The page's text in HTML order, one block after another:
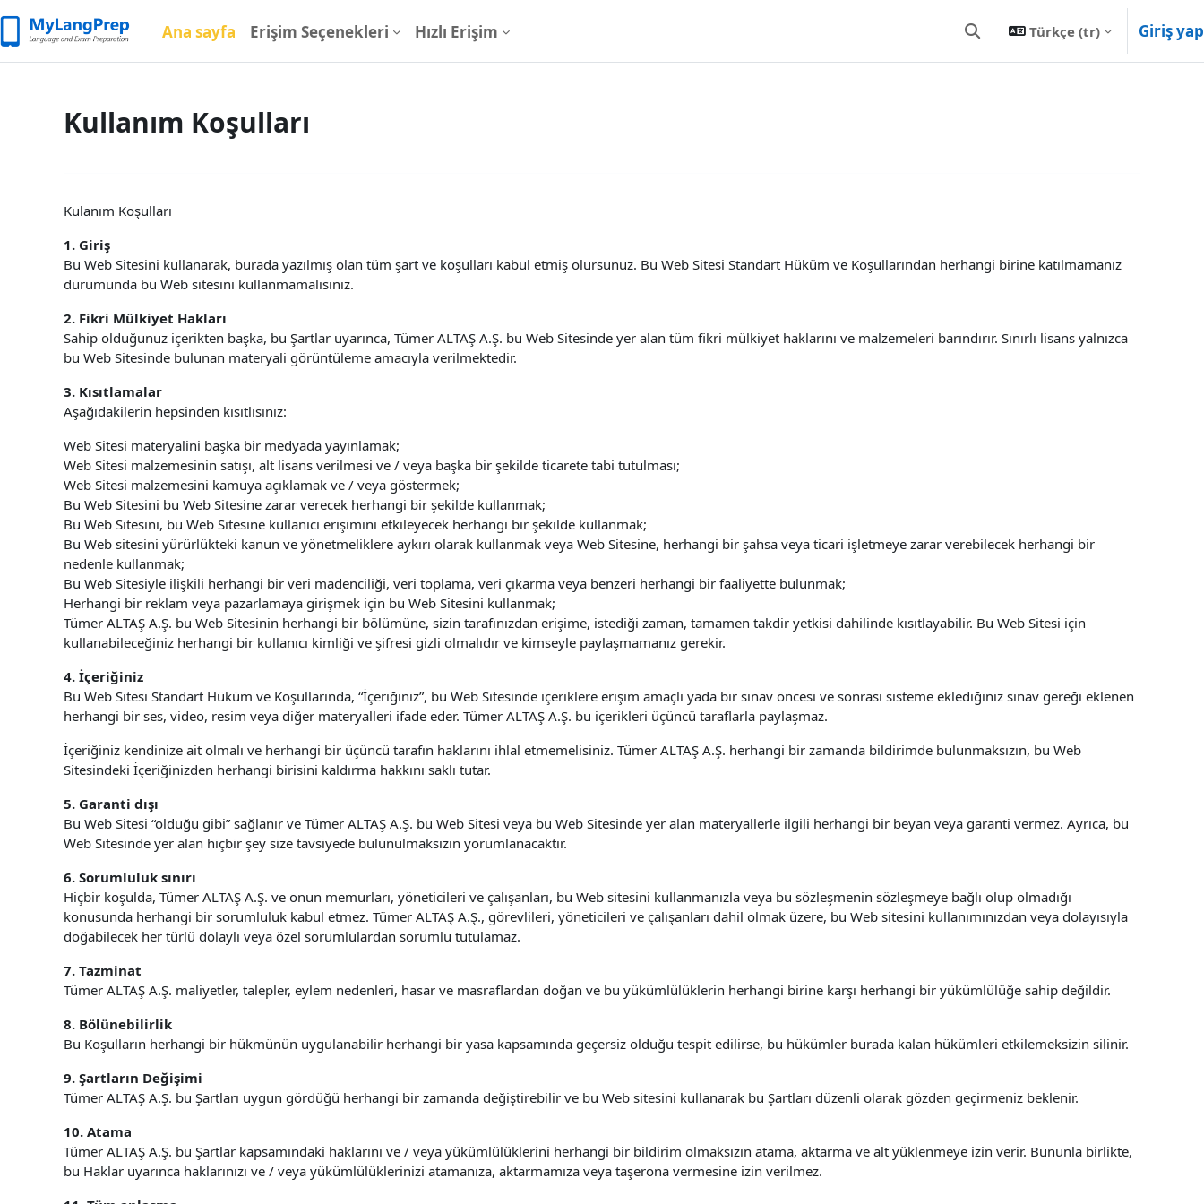
Ana sayfa Erişim Seçenekleri Hızlı Erişim Arama girişini değiştir
Türkçe ‎(tr)‎ Giriş yap
Kullanım Koşulları
Kulanım Koşulları
1. Giriş
Bu Web Sitesini kullanarak, burada yazılmış olan tüm şart ve koşulları kabul etmiş olursunuz. Bu Web Sitesi Standart Hüküm ve Koşullarından herhangi birine katılmamanız
durumunda bu Web sitesini kullanmamalısınız.
2. Fikri Mülkiyet Hakları
Sahip olduğunuz içerikten başka, bu Şartlar uyarınca, Tümer ALTAŞ A.Ş. bu Web Sitesinde yer alan tüm fikri mülkiyet haklarını ve malzemeleri barındırır. Sınırlı lisans yalnızca
bu Web Sitesinde bulunan materyali görüntüleme amacıyla verilmektedir.
3. Kısıtlamalar
Aşağıdakilerin hepsinden kısıtlısınız:
Web Sitesi materyalini başka bir medyada yayınlamak;
Web Sitesi malzemesinin satışı, alt lisans verilmesi ve / veya başka bir şekilde ticarete tabi tutulması;
Web Sitesi malzemesini kamuya açıklamak ve / veya göstermek;
Bu Web Sitesini bu Web Sitesine zarar verecek herhangi bir şekilde kullanmak;
Bu Web Sitesini, bu Web Sitesine kullanıcı erişimini etkileyecek herhangi bir şekilde kullanmak;
Bu Web sitesini yürürlükteki kanun ve yönetmeliklere aykırı olarak kullanmak veya Web Sitesine, herhangi bir şahsa veya ticari işletmeye zarar verebilecek herhangi bir
nedenle kullanmak;
Bu Web Sitesiyle ilişkili herhangi bir veri madenciliği, veri toplama, veri çıkarma veya benzeri herhangi bir faaliyette bulunmak;
Herhangi bir reklam veya pazarlamaya girişmek için bu Web Sitesini kullanmak;
Tümer ALTAŞ A.Ş. bu Web Sitesinin herhangi bir bölümüne, sizin tarafınızdan erişime, istediği zaman, tamamen takdir yetkisi dahilinde kısıtlayabilir. Bu Web Sitesi için
kullanabileceğiniz herhangi bir kullanıcı kimliği ve şifresi gizli olmalıdır ve kimseyle paylaşmamanız gerekir.
4. İçeriğiniz
Bu Web Sitesi Standart Hüküm ve Koşullarında, “İçeriğiniz”, bu Web Sitesinde içeriklere erişim amaçlı yada bir sınav öncesi ve sonrası sisteme eklediğiniz sınav gereği eklenen
herhangi bir ses, video, resim veya diğer materyalleri ifade eder. Tümer ALTAŞ A.Ş. bu içerikleri üçüncü taraflarla paylaşmaz.
İçeriğiniz kendinize ait olmalı ve herhangi bir üçüncü tarafın haklarını ihlal etmemelisiniz. Tümer ALTAŞ A.Ş. herhangi bir zamanda bildirimde bulunmaksızın, bu Web
Sitesindeki İçeriğinizden herhangi birisini kaldırma hakkını saklı tutar.
5. Garanti dışı
Bu Web Sitesi “olduğu gibi” sağlanır ve Tümer ALTAŞ A.Ş. bu Web Sitesi veya bu Web Sitesinde yer alan materyallerle ilgili herhangi bir beyan veya garanti vermez. Ayrıca, bu
Web Sitesinde yer alan hiçbir şey size tavsiyede bulunulmaksızın yorumlanacaktır.
6. Sorumluluk sınırı
Hiçbir koşulda, Tümer ALTAŞ A.Ş. ve onun memurları, yöneticileri ve çalışanları, bu Web sitesini kullanmanızla veya bu sözleşmenin sözleşmeye bağlı olup olmadığı
konusunda herhangi bir sorumluluk kabul etmez. Tümer ALTAŞ A.Ş., görevlileri, yöneticileri ve çalışanları dahil olmak üzere, bu Web sitesini kullanımınızdan veya dolayısıyla
doğabilecek her türlü dolaylı veya özel sorumlulardan sorumlu tutulamaz.
7. Tazminat
Tümer ALTAŞ A.Ş. maliyetler, talepler, eylem nedenleri, hasar ve masraflardan doğan ve bu yükümlülüklerin herhangi birine karşı herhangi bir yükümlülüğe sahip değildir.
8. Bölünebilirlik
Bu Koşulların herhangi bir hükmünün uygulanabilir herhangi bir yasa kapsamında geçersiz olduğu tespit edilirse, bu hükümler burada kalan hükümleri etkilemeksizin silinir.
9. Şartların Değişimi
Tümer ALTAŞ A.Ş. bu Şartları uygun gördüğü herhangi bir zamanda değiştirebilir ve bu Web sitesini kullanarak bu Şartları düzenli olarak gözden geçirmeniz beklenir.
10. Atama
Tümer ALTAŞ A.Ş. bu Şartlar kapsamındaki haklarını ve / veya yükümlülüklerini herhangi bir bildirim olmaksızın atama, aktarma ve alt yüklenmeye izin verir. Bununla birlikte,
bu Haklar uyarınca haklarınızı ve / veya yükümlülüklerinizi atamanıza, aktarmamıza veya taşerona vermesine izin verilmez.